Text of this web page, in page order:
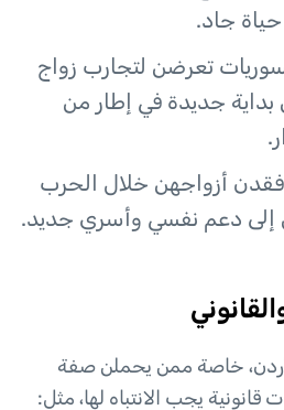
جاد.
تعرضن لتجارب زواج
بداية جديدة في إطار من
أزواجهن خلال الحرب
إلى دعم نفسي وأسري جديد.
خاصة ممن يحملن صفة
قانونية يجب الانتباه لها، مثل: